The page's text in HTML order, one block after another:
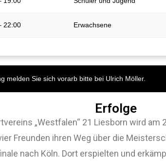
22:00 Erwachsene
melden Sie sich vorarb bitte bei Ulrich Möller.
Erfolge
„Westfalen“ 21 Liesborn wird am
Freunden ihren Weg über die
nach Köln. Dort erspielten und